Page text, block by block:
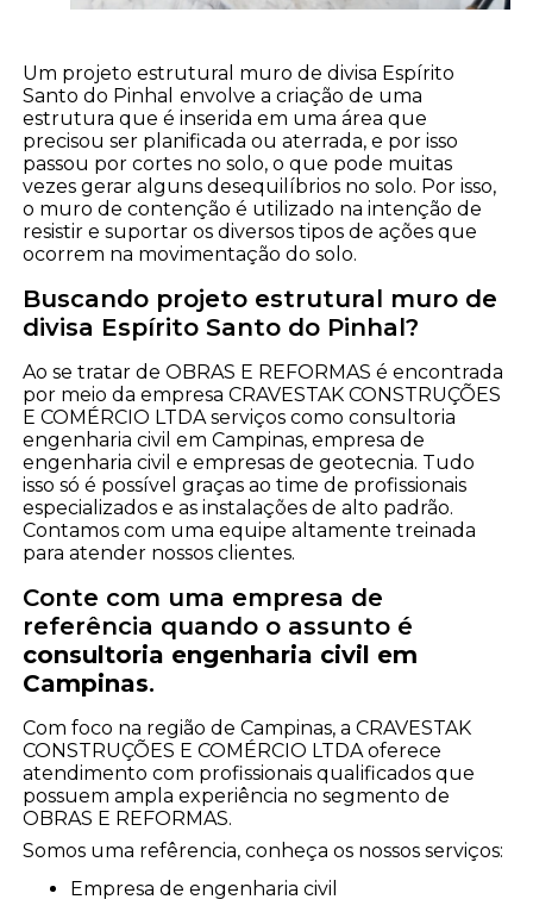
Um projeto estrutural muro de divisa Espírito
Santo do Pinhal envolve a criação de uma
estrutura que é inserida em uma área que
precisou ser planificada ou aterrada, e por isso
passou por cortes no solo, o que pode muitas
vezes gerar alguns desequilíbrios no solo. Por isso,
o muro de contenção é utilizado na intenção de
resistir e suportar os diversos tipos de ações que
ocorrem na movimentação do solo.
Buscando projeto estrutural muro de
divisa Espírito Santo do Pinhal?
Ao se tratar de OBRAS E REFORMAS é encontrada
por meio da empresa CRAVESTAK CONSTRUÇÕES
E COMÉRCIO LTDA serviços como consultoria
engenharia civil em Campinas, empresa de
engenharia civil e empresas de geotecnia. Tudo
isso só é possível graças ao time de profissionais
especializados e as instalações de alto padrão.
Contamos com uma equipe altamente treinada
para atender nossos clientes.
Conte com uma empresa de
referência quando o assunto é
consultoria engenharia civil em
Campinas.
Com foco na região de Campinas, a CRAVESTAK
CONSTRUÇÕES E COMÉRCIO LTDA oferece
atendimento com profissionais qualificados que
possuem ampla experiência no segmento de
OBRAS E REFORMAS.
Somos uma refêrencia, conheça os nossos serviços:
empresa de engenharia civil